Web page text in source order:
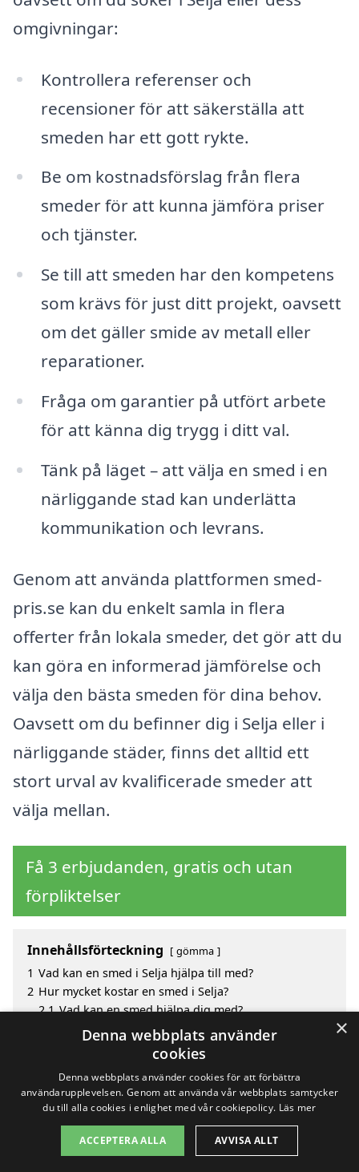
omgivningar:
Kontrollera referenser och
recensioner för att säkerställa att
smeden har ett gott rykte.
Be om kostnadsförslag från flera
smeder för att kunna jämföra priser
och tjänster.
Se till att smeden har den kompetens
som krävs för just ditt projekt, oavsett
om det gäller smide av metall eller
reparationer.
Fråga om garantier på utfört arbete
för att känna dig trygg i ditt val.
Tänk på läget – att välja en smed i en
närliggande stad kan underlätta
kommunikation och levrans.
Genom att använda plattformen smed-
pris.se kan du enkelt samla in flera
offerter från lokala smeder, det gör att du
kan göra en informerad jämförelse och
välja den bästa smeden för dina behov.
Oavsett om du befinner dig i Selja eller i
närliggande städer, finns det alltid ett
stort urval av kvalificerade smeder att
välja mellan.
Få 3 erbjudanden, gratis och utan
förpliktelser
Innehållsförteckning gömma
1 Vad kan en smed i Selja hjälpa till med?
2 Hur mycket kostar en smed i Selja?
2.1 Vad kan en smed hjälpa dig med?
Fördelar med att välja smed i Selja
Sök efter en skicklig smed i de omgivande städerna
Copyright 2026 - Pilanto Aps
×
Denna webbplats använder
cookies
Denna webbplats använder cookies för att förbättra
användarupplevelsen. Genom att använda vår webbplats samtycker
du till alla cookies i enlighet med vår cookiepolicy. Läs mer
ACCEPTERA ALLA AVVISA ALLT